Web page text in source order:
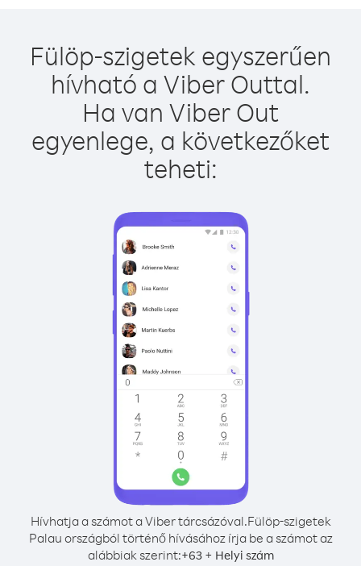
Fülöp-szigetek egyszerűen
hívható a Viber Outtal.
Ha van Viber Out
egyenlege, a következőket
teheti:
Hívhatja a számot a Viber tárcsázóval.Fülöp-szigetek
Palau országból történő hívásához írja be a számot az
alábbiak szerint:+63+ Helyi szám